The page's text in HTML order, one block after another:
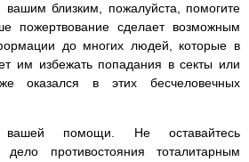
близким, пожалуйста, помогите
пожертвование сделает возможным
до многих людей, которые в
им избежать попадания в секты или
оказался в этих бесчеловечных
помощи. Не оставайтесь
противостояния тоталитарным